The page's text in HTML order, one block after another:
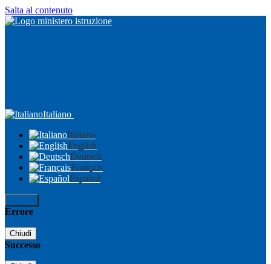
Salta al contenuto
Italiano
Italiano
English
Deutsch
Français
Español
Errore
Chiudi
Successo